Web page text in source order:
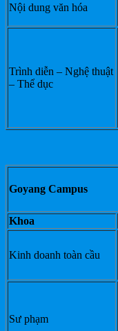
Nội dung văn hóa
Trình diễn – Nghệ thuật
– Thể dục
Goyang Campus
Khoa
Kinh doanh toàn cầu
Sư phạm